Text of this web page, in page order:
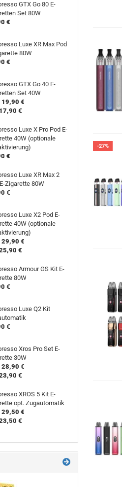
-27%
GTX Go 80 E-
Set 80W
€
Luxe XR Max Pod
80W
€
GTX Go 40 E-
Set 40W
19,90 €
€
Luxe X Pro Pod E-
40W (optionale
€
Luxe XR Max 2
Zigarette 80W
€
Luxe X2 Pod E-
40W (optionale
29,90 €
€
Armour GS Kit E-
80W
€
Luxe Q2 Kit
€
Xros Pro Set E-
30W
28,90 €
€
XROS 5 Kit E-
opt. Zugautomatik
29,50 €
€